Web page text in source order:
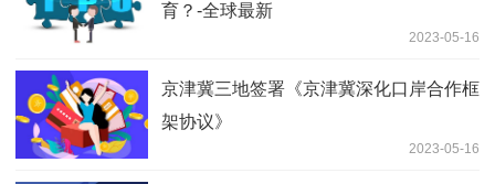
育？-全球最新
2023-05-16
京津冀三地签署《京津冀深化口岸合作框
架协议》
2023-05-16